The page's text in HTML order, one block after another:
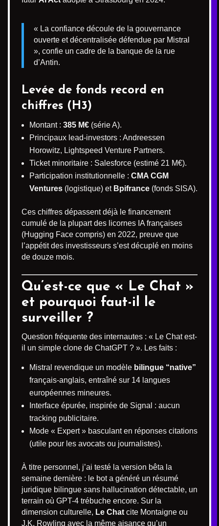
« La confiance découle de la gouvernance
ouverte et décentralisée défendue par Mistral
», confie un cadre de la banque de la rue
d’Antin.
Levée de fonds record en
chiffres (H3)
Montant : 385 M€ (série A).
Principaux lead-investors : Andreessen
Horowitz, Lightspeed Venture Partners.
Ticket minoritaire : Salesforce (estimé 21 M€).
Participation institutionnelle : CMA CGM
Ventures (logistique) et Bpifrance (fonds SISA).
Ces chiffres dépassent déjà le financement
cumulé de la plupart des licornes IA françaises
(Hugging Face compris) en 2022, preuve que
l’appétit des investisseurs s’est décuplé en moins
de douze mois.
Qu’est-ce que « Le Chat »
et pourquoi faut-il le
surveiller ?
Question fréquente des internautes : « Le Chat est-
il un simple clone de ChatGPT ? ». Les faits :
Mistral revendique un modèle bilingue “native”
français-anglais, entraîné sur 14 langues
européennes mineures.
Interface épurée, inspirée de Signal : aucun
tracking publicitaire.
Mode « Expert » basculant en réponses citations
(utile pour les avocats ou journalistes).
À titre personnel, j’ai testé la version bêta la
semaine dernière : le bot a généré un résumé
juridique bilingue sans hallucination détectable, un
terrain où GPT-4 trébuche encore. Sur la
dimension culturelle, Le Chat cite Montaigne ou
J.K. Rowling avec la même aisance qu’un